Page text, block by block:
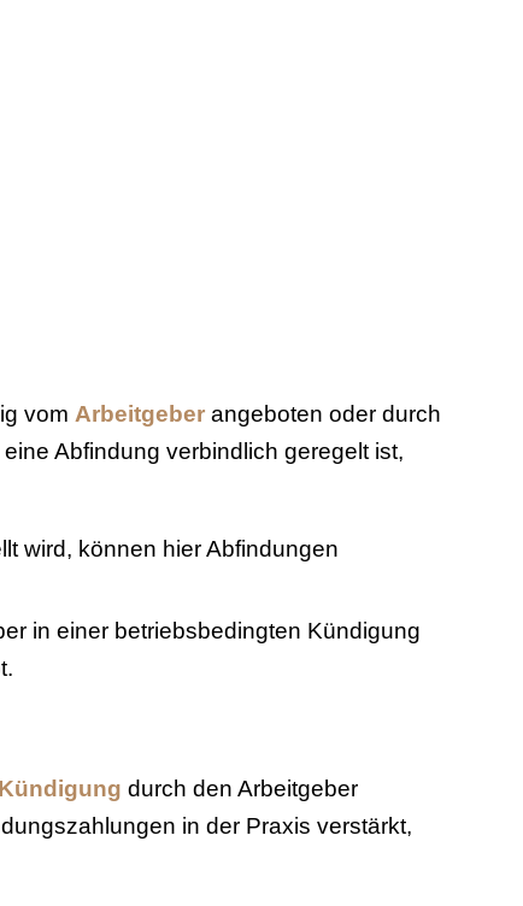
vom Arbeitgeber angeboten oder durch
Abfindung verbindlich geregelt ist,
wird, können hier Abfindungen
in einer betriebsbedingten Kündigung
Kündigung durch den Arbeitgeber
in der Praxis verstärkt,